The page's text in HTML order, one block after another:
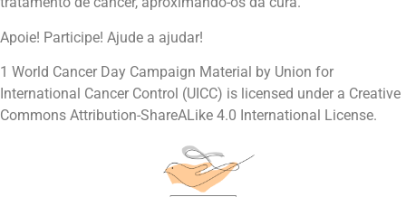
Apoie! Participe! Ajude a ajudar!
1 World Cancer Day Campaign Material by Union for
International Cancer Control (UICC) is licensed under a Creative
Commons Attribution-ShareALike 4.0 International License.